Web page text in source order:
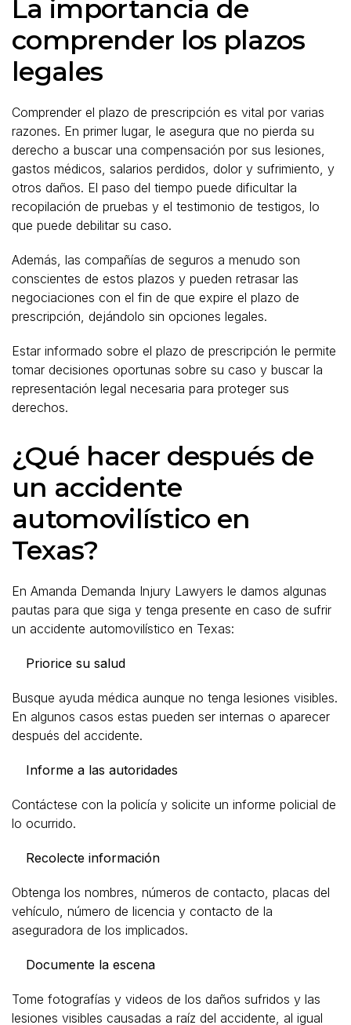
La importancia de
comprender los plazos
legales
Comprender el plazo de prescripción es vital por varias
razones. En primer lugar, le asegura que no pierda su
derecho a buscar una compensación por sus lesiones,
gastos médicos, salarios perdidos, dolor y sufrimiento, y
otros daños. El paso del tiempo puede dificultar la
recopilación de pruebas y el testimonio de testigos, lo
que puede debilitar su caso.
Además, las compañías de seguros a menudo son
conscientes de estos plazos y pueden retrasar las
negociaciones con el fin de que expire el plazo de
prescripción, dejándolo sin opciones legales.
Estar informado sobre el plazo de prescripción le permite
tomar decisiones oportunas sobre su caso y buscar la
representación legal necesaria para proteger sus
derechos.
¿Qué hacer después de
un accidente
automovilístico en
Texas?
En Amanda Demanda Injury Lawyers le damos algunas
pautas para que siga y tenga presente en caso de sufrir
un accidente automovilístico en Texas:
Priorice su salud
Busque ayuda médica aunque no tenga lesiones visibles.
En algunos casos estas pueden ser internas o aparecer
después del accidente.
Informe a las autoridades
Contáctese con la policía y solicite un informe policial de
lo ocurrido.
Recolecte información
Obtenga los nombres, números de contacto, placas del
vehículo, número de licencia y contacto de la
aseguradora de los implicados.
Documente la escena
Tome fotografías y videos de los daños sufridos y las
lesiones visibles causadas a raíz del accidente, al igual